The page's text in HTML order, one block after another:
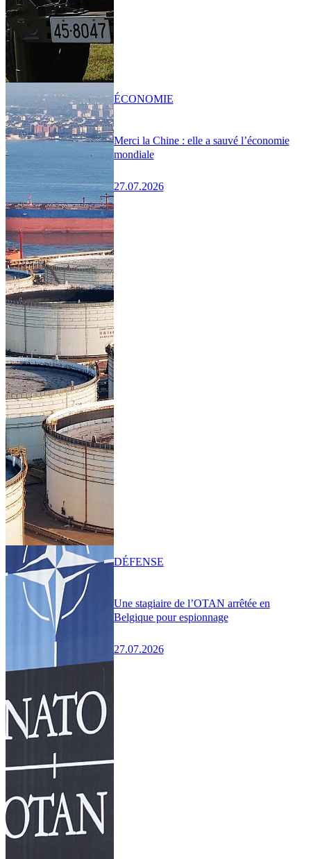
Merci la Chine : elle a sauvé l’économie
mondiale
27.07.2026
ÉCONOMIE
Une stagiaire de l’OTAN arrêtée en
Belgique pour espionnage
27.07.2026
DÉFENSE